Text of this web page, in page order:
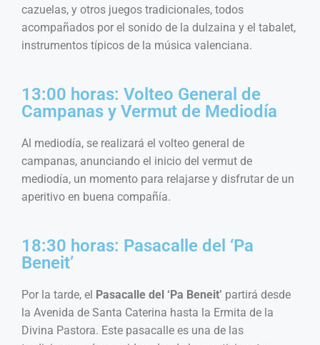
cazuelas, y otros juegos tradicionales, todos
acompañados por el sonido de la dulzaina y el tabalet,
instrumentos típicos de la música valenciana.
13:00 horas: Volteo General de
Campanas y Vermut de Mediodía
Al mediodía, se realizará el volteo general de
campanas, anunciando el inicio del vermut de
mediodía, un momento para relajarse y disfrutar de un
aperitivo en buena compañía.
18:30 horas: Pasacalle del ‘Pa
Beneit’
Por la tarde, el Pasacalle del ‘Pa Beneit’ partirá desde
la Avenida de Santa Caterina hasta la Ermita de la
Divina Pastora. Este pasacalle es una de las